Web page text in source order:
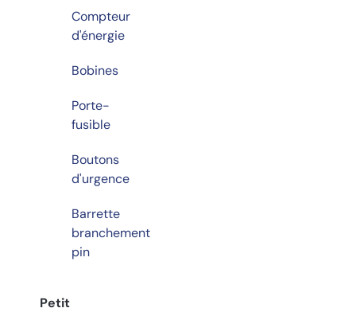
Compteur
d'énergie
Bobines
Porte-
fusible
Boutons
d'urgence
Barrette
branchement
pin
Petit